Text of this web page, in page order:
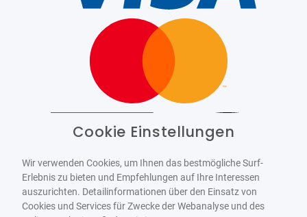
WCAG-2.1-AA
Cookie Einstellungen
Wir verwenden Cookies, um Ihnen das bestmögliche Surf-
Erlebnis zu bieten und Empfehlungen auf Ihre Interessen
auszurichten. Detailinformationen über den Einsatz von
Cookies und Services für Zwecke der Webanalyse und des